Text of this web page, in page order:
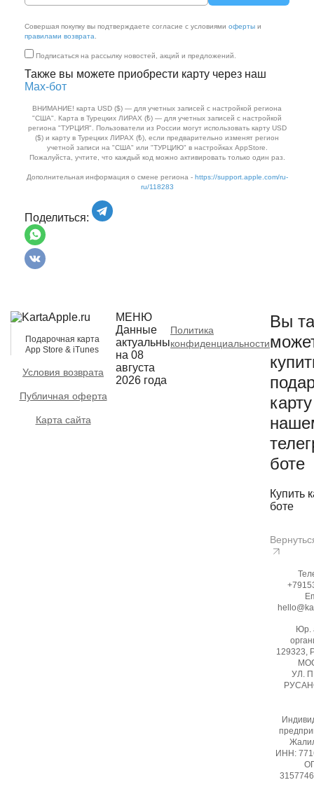
Совершая покупку вы подтверждаете согласие с условиями оферты и
правилами возврата
Подписаться на рассылку новостей, акций и предложений.
Также вы можете приобрести карту через наш
Max‑бот
ВНИМАНИЕ! карта USD ($) — для учетных записей с настройкой региона
"США". Карта в Турецких ЛИРАХ (₺) — для учетных записей с настройкой
региона "ТУРЦИЯ". Пользователи из России могут использовать карту USD
($) и карту в Турецких ЛИРАХ (₺), если предварительно изменят регион
учетной записи на "США" или "ТУРЦИЮ" в настройках AppStore.
Пожалуйста, учтите, что каждый код можно активировать только один раз.
Дополнительная информация о смене региона - https://support.apple.com/ru-
ru/118283
Поделиться:
Подарочная карта
App Store & iTunes
Условия возврата
Публичная оферта
Карта сайта
МЕНЮ
Данные
актуальны
на 08
августа
2026 года
Политика
конфиденциальности
Вы
боте
Купить
боте
Юр.
129323,
УЛ.
ИНН: